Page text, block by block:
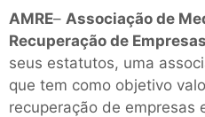
AMRE– Associação de
Recuperação de Empresas
seus estatutos, uma
que tem como objetivo
recuperação de empresas